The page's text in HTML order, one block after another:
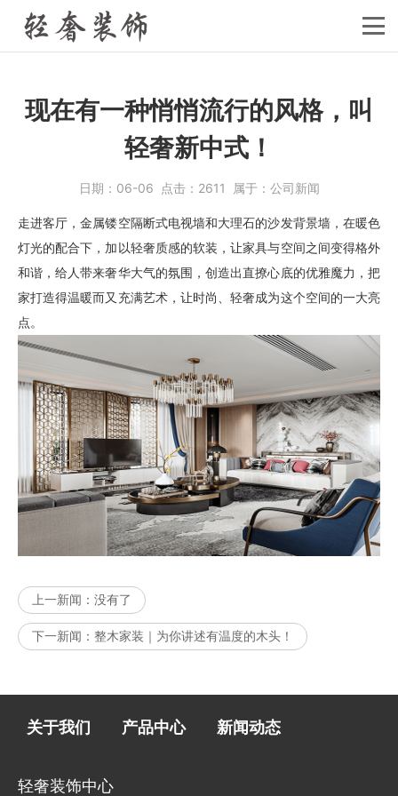
现在有一种悄悄流行的风格，叫
轻奢新中式！
日期： 06-06 点击： 2611 属于： 公司新闻
走进客厅，金属镂空隔断式电视墙和大理石的沙发背景墙，在暖色
灯光的配合下，加以轻奢质感的软装，让家具与空间之间变得格外
和谐，给人带来奢华大气的氛围，创造出直撩心底的优雅魔力，把
家打造得温暖而又充满艺术，让时尚、轻奢成为这个空间的一大亮
点。
上一新闻： 没有了
下一新闻： 整木家装｜为你讲述有温度的木头！
关于我们 产品中心 新闻动态
轻奢装饰中心